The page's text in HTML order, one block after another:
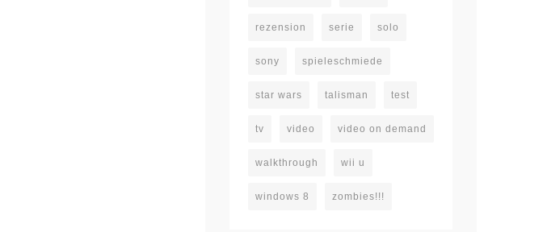
rezension serie solo
sony spieleschmiede
star wars talisman test
tv video video on demand
walkthrough wii u
windows 8 zombies!!!